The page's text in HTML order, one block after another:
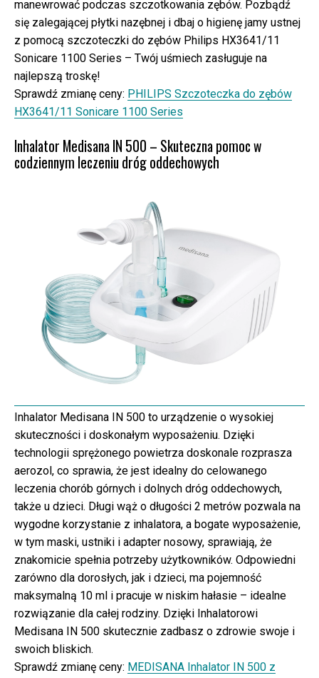
manewrować podczas szczotkowania zębów. Pozbądź
się zalegającej płytki nazębnej i dbaj o higienę jamy ustnej
z pomocą szczoteczki do zębów Philips HX3641/11
Sonicare 1100 Series – Twój uśmiech zasługuje na
najlepszą troskę!
Sprawdź zmianę ceny: PHILIPS Szczoteczka do zębów
HX3641/11 Sonicare 1100 Series
Inhalator Medisana IN 500 – Skuteczna pomoc w
codziennym leczeniu dróg oddechowych
Inhalator Medisana IN 500 to urządzenie o wysokiej
skuteczności i doskonałym wyposażeniu. Dzięki
technologii sprężonego powietrza doskonale rozprasza
aerozol, co sprawia, że jest idealny do celowanego
leczenia chorób górnych i dolnych dróg oddechowych,
także u dzieci. Długi wąż o długości 2 metrów pozwala na
wygodne korzystanie z inhalatora, a bogate wyposażenie,
w tym maski, ustniki i adapter nosowy, sprawiają, że
znakomicie spełnia potrzeby użytkowników. Odpowiedni
zarówno dla dorosłych, jak i dzieci, ma pojemność
maksymalną 10 ml i pracuje w niskim hałasie – idealne
rozwiązanie dla całej rodziny. Dzięki Inhalatorowi
Medisana IN 500 skutecznie zadbasz o zdrowie swoje i
swoich bliskich.
Sprawdź zmianę ceny: MEDISANA Inhalator IN 500 z